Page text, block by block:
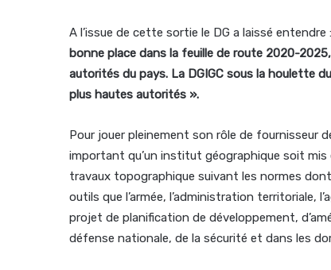
A l’issue de cette sortie le DG a laissé entendre :
bonne place dans la feuille de route 2020-
autorités du pays. La DGIGC sous la houlette
plus hautes autorités ».
Pour jouer pleinement son rôle de fournisseur
important qu’un institut géographique soit
travaux topographique suivant les normes
outils que l’armée, l’administration territoriale,
projet de planification de développement,
défense nationale, de la sécurité et dans les